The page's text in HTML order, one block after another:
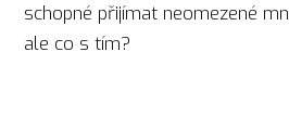
schopné přijímat neomezené
ale co s tím?